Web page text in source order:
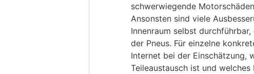
schwerwiegende
Ansonsten sind viele
Innenraum selbst
der Pneus. Für einzelne
Internet bei der Einschätzung,
Teileaustausch ist und